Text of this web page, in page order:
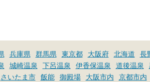
兵庫県 群馬県 東京都 大阪府 北海道 長
城崎温泉 下呂温泉 伊香保温泉 道後温泉
さいたま市 飯能 御殿場 大阪市内 京都市内